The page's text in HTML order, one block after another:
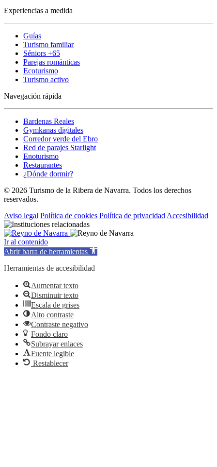
Experiencias a medida
Guías
Turismo familiar
Séniors +65
Parejas románticas
Ecoturismo
Turismo activo
Navegación rápida
Bardenas Reales
Gymkanas digitales
Corredor verde del Ebro
Red de parajes Starlight
Enoturismo
Restaurantes
¿Dónde dormir?
© 2026 Turismo de la Ribera de Navarra. Todos los derechos
reservados.
Aviso legal Política de cookies Política de privacidad Accesibilidad
Ir al contenido
Abrir barra de herramientas
Herramientas de accesibilidad
Aumentar texto
Disminuir texto
Escala de grises
Alto contraste
Contraste negativo
Fondo claro
Subrayar enlaces
Fuente legible
Restablecer